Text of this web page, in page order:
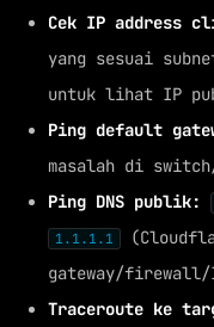
Cek IP address
yang sesuai
untuk lihat IP
Ping default
masalah di
Ping DNS publik:
1.1.1.1
gateway/firewall/
Traceroute ke